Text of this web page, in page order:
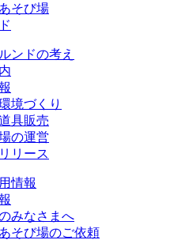
そび場
ンドの考え
境づくり
具販売
の運営
リース
情報
みなさまへ
そび場のご依頼